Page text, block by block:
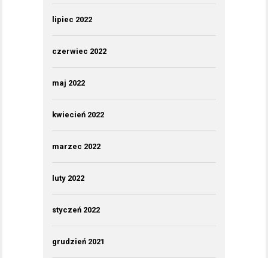
lipiec 2022
czerwiec 2022
maj 2022
kwiecień 2022
marzec 2022
luty 2022
styczeń 2022
grudzień 2021